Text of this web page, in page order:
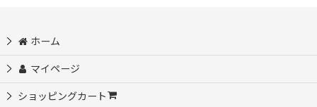
ホーム
マイページ
ショッピングカート